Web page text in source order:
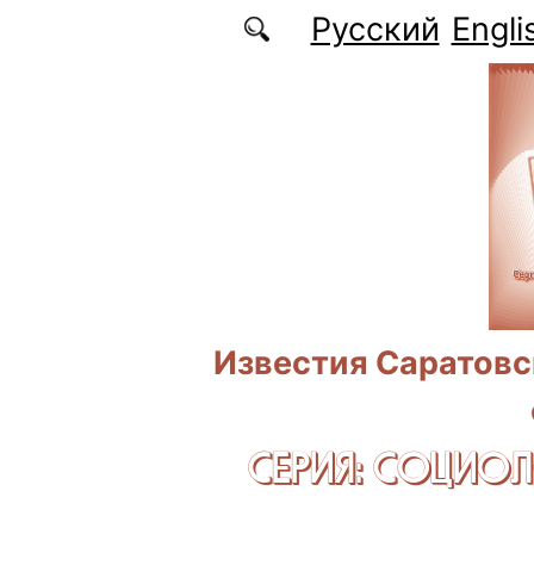
Перейти к основному содержаниюРусский
Известия
СЕРИЯ: